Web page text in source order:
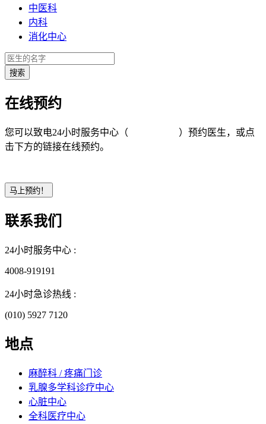
中医科
内科
消化中心
在线预约
您可以致电24小时服务中心（
）预约医生，或点
击下方的链接在线预约。
联系我们
24小时服务中心 :
4008-919191
24小时急诊热线 :
(010) 5927 7120
地点
麻醉科 / 疼痛门诊
乳腺多学科诊疗中心
心脏中心
全科医疗中心